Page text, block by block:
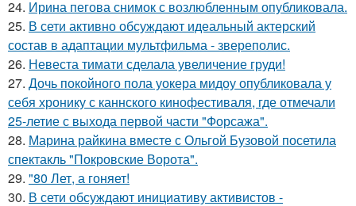
24. Ирина пегова снимок с возлюбленным опубликовала.
25. В сети активно обсуждают идеальный актерский
состав в адаптации мультфильма - звереполис.
26. Невеста тимати сделала увеличение груди!
27. Дочь покойного пола уокера мидоу опубликовала у
себя хронику с каннского кинофестиваля, где отмечали
25-летие с выхода первой части "Форсажа".
28. Марина райкина вместе с Ольгой Бузовой посетила
спектакль "Покровские Ворота".
29. "80 Лет, а гоняет!
30. В сети обсуждают инициативу активистов -